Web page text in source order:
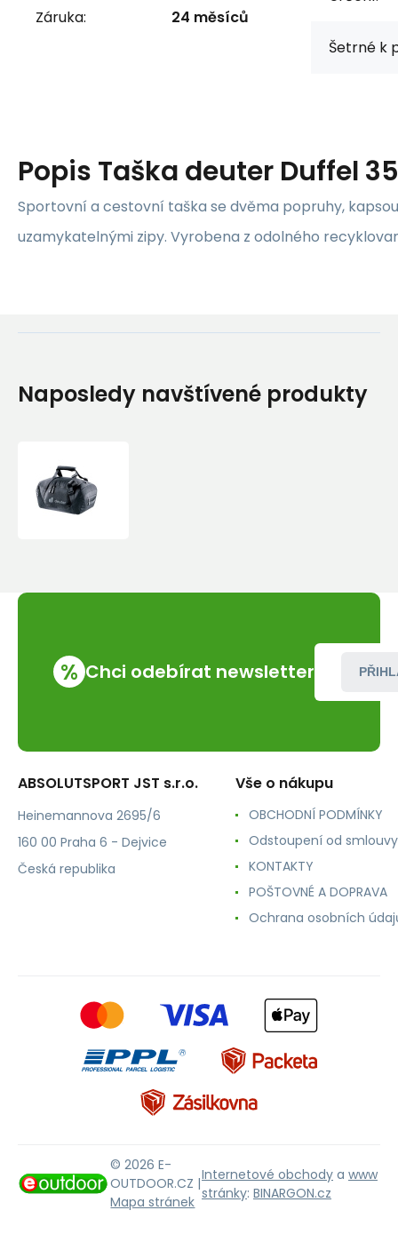
Záruka: 24 měsíců
Šetrné k
Popis Taška deuter Duffel 35
Sportovní a cestovní taška se dvěma popruhy,
uzamykatelnými zipy. Vyrobena z odolného
Naposledy navštívené produkty
% Chci odebírat newsletter
ABSOLUTSPORT JST s.r.o.
Heinemannova 2695/6
160 00 Praha 6 - Dejvice
Česká republika
Vše o nákupu
OBCHODNÍ PODMÍNKY
Odstoupení od smlouvy
KONTAKTY
POŠTOVNÉ A DOPRAVA
Ochrana osobních
© 2026 E-
OUTDOOR.CZ |
Mapa stránek
Internetové obchody a www
stránky: BINARGON.cz